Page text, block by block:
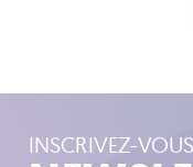
INSCRIVEZ-